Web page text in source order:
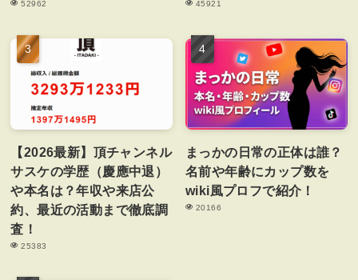
52962 45921
【2026最新】頂チャンネル
サスケの学歴（慶應中退）
や本名は？年収や来店公
約、最近の活動まで徹底調
査！
25383
まっかの日常の正体は誰？
名前や年齢にカップ数を
wiki風プロフで紹介！
20166